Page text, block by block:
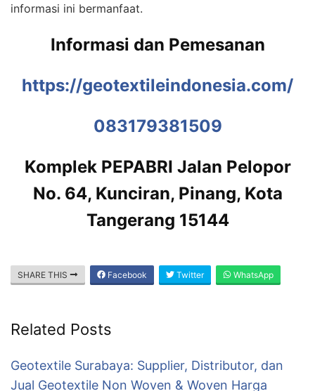
informasi ini bermanfaat.
Informasi dan Pemesanan
https://geotextileindonesia.com/
083179381509
Komplek PEPABRI Jalan Pelopor
No. 64, Kunciran, Pinang, Kota
Tangerang 15144
SHARE THIS Facebook Twitter WhatsApp
Related Posts
Geotextile Surabaya: Supplier, Distributor, dan
Jual Geotextile Non Woven & Woven Harga